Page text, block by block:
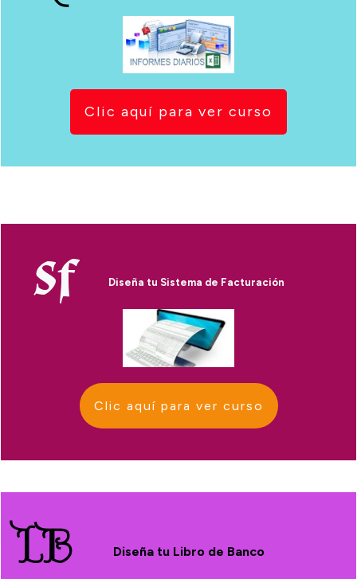
Clic aquí para ver curso
SfDiseña tu Sistema de Facturación
Clic aquí para ver curso
LB Diseña tu Libro de Banco